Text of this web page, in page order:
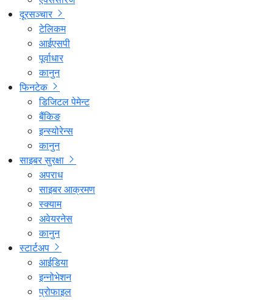
दूरसञ्चार
टेलिकम
आईएसपी
पूर्वाधार
कानुन
फिनटेक
डिजिटल पेमेन्ट
बैंकिङ
इन्स्योरेन्स
कानुन
साइबर सुरक्षा
अपराध
साइबर आक्रमण
स्क्याम
अवेयरनेस
कानुन
स्टार्टअप
आईडिया
इन्नोभेशन
प्रोफाइल